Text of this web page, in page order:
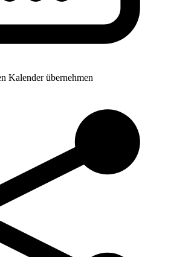
Kalender übernehmen